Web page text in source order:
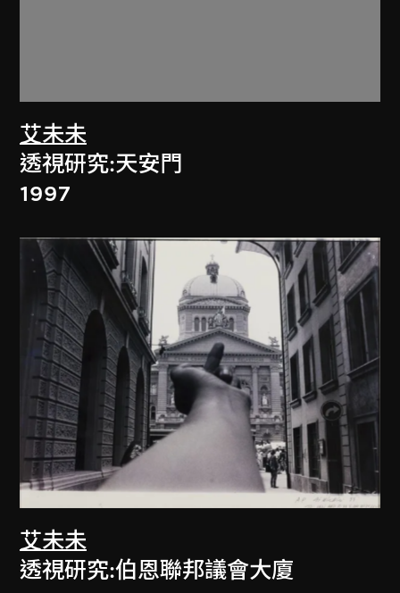
艾未未
透視研究:天安門
1997
艾未未
透視研究:伯恩聯邦議會大廈